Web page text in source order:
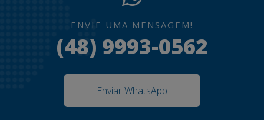
ENVIE UMA MENSAGEM!
(48) 9993-0562
Enviar WhatsApp